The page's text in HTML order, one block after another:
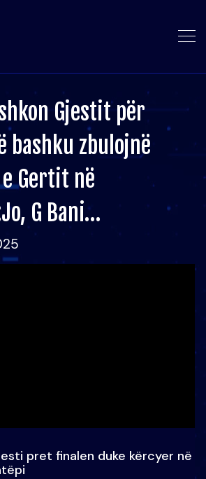
Gjestit për
bashku zbulojnë
Gertit në
G Bani…
pret finalen duke kërcyer në